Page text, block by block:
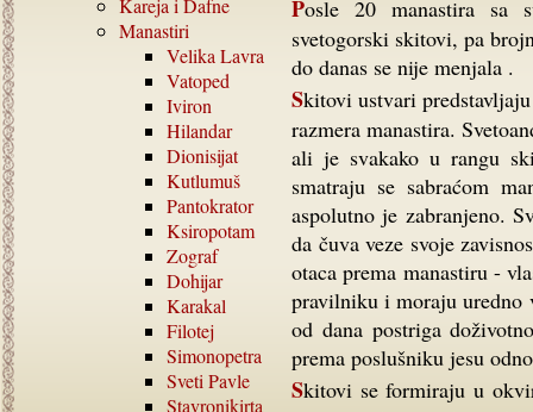
Kareja i Dafne
Manastiri
Velika Lavra
Vatoped
Iviron
Hilandar
Dionisijat
Kutlumuš
Pantokrator
Ksiropotam
Zograf
Dohijar
Karakal
Filotej
Simonopetra
Sveti Pavle
Stavronikirta
Posle 20 manastira sa svojim monaškim obiteljima, sledeći po rangu su
svetogorski skitovi, pa
do danas se nije menjala .
Skitovi ustvari predstavljaju skup kelija koje su se u nekim slučajevima proširili do
razmera manastira.
ali je svakako u rangu
smatraju se sabraćom
aspolutno je zabranjeno.
da čuva veze svoje
otaca prema manastiru -
pravilniku i moraju uredno
od dana postriga
prema poslušniku jesu
Skitovi se formiraju u okviru jednog manastira, čije osnivanje je uvek potvrđeno